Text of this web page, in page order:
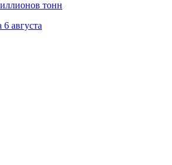
тонн
августа